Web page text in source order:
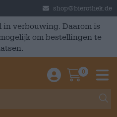
shop@bierothek.de
in verbouwing. Daarom is
om bestellingen te
Einloggen /
0